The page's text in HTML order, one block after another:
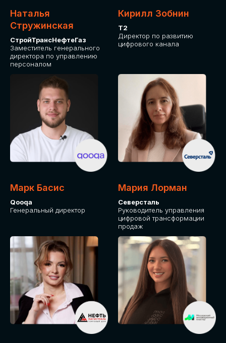
Наталья
Стружинская
СтройТрансНефтеГаз
Заместитель генерального
директора по управлению
персоналом
Кирилл Зобнин
Т2
Директор по развитию
цифрового канала
Марк Басис
Qooqa
Генеральный директор
Мария Лорман
Северсталь
Руководитель управления
цифровой трансформации
продаж
СРЕДИ ПАРТНЕРОВ
МЕРОПРИЯТИЯ
СТАНЬТЕ
ЭКСПОНЕНТОМ
IT Solutions for Business